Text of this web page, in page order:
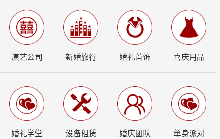
演艺公司 新婚旅行 婚礼首饰 喜庆用品
婚礼学堂 设备租赁 婚庆团队 单身派对